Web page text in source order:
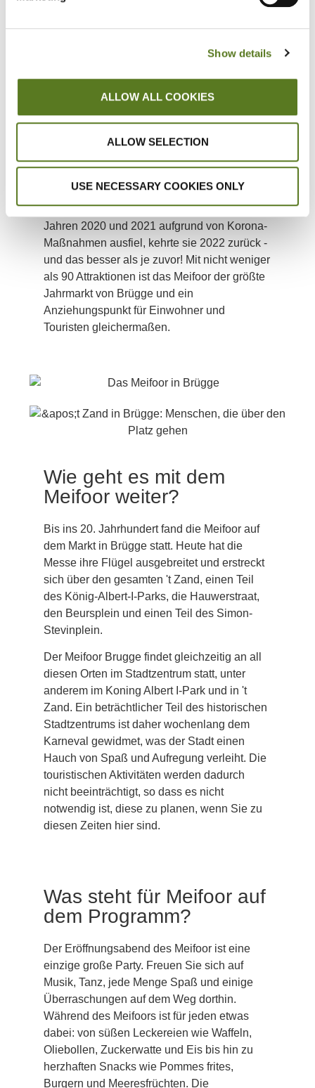
Show details
ALLOW ALL COOKIES
ALLOW SELECTION
USE NECESSARY COOKIES ONLY
bezieht, findet ein Großteil des Festes oft
farbenfrohen, kostümierten Kinderumzug
Feuerwerk. Dieses Jahr findet die große
Eröffnung am 19. April statt. Bis Mitte des
letzten Jahrhunderts gehörte ein Zirkus zum
zusammen mit Dutzenden von Attraktionen
für Jung und Alt. Obwohl die Messe in den
Jahren 2020 und 2021 aufgrund von Korona-
Maßnahmen ausfiel, kehrte sie 2022 zurück -
und das besser als je zuvor! Mit nicht weniger
als 90 Attraktionen ist das Meifoor der größte
Jahrmarkt von Brügge und ein
Anziehungspunkt für Einwohner und
Touristen gleichermaßen.
Wie geht es mit dem
Meifoor weiter?
Bis ins 20. Jahrhundert fand die Meifoor auf
dem Markt in Brügge statt. Heute hat die
Messe ihre Flügel ausgebreitet und erstreckt
sich über den gesamten 't Zand, einen Teil
des König-Albert-I-Parks, die Hauwerstraat,
den Beursplein und einen Teil des Simon-
Stevinplein.
Der Meifoor Brugge findet gleichzeitig an all
diesen Orten im Stadtzentrum statt, unter
anderem im Koning Albert I-Park und in 't
Zand. Ein beträchtlicher Teil des historischen
Stadtzentrums ist daher wochenlang dem
Karneval gewidmet, was der Stadt einen
Hauch von Spaß und Aufregung verleiht. Die
touristischen Aktivitäten werden dadurch
nicht beeinträchtigt, so dass es nicht
notwendig ist, diese zu planen, wenn Sie zu
diesen Zeiten hier sind.
Was steht für Meifoor auf
dem Programm?
Der Eröffnungsabend des Meifoor ist eine
einzige große Party. Freuen Sie sich auf
Musik, Tanz, jede Menge Spaß und einige
Überraschungen auf dem Weg dorthin.
Während des Meifoors ist für jeden etwas
dabei: von süßen Leckereien wie Waffeln,
Oliebollen, Zuckerwatte und Eis bis hin zu
herzhaften Snacks wie Pommes frites,
Burgern und Meeresfrüchten. Die